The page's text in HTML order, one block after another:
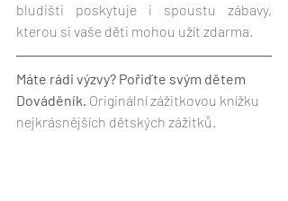
bludišti poskytuje i spoustu zábavy,
kterou si vaše děti mohou užít zdarma.
Máte rádi výzvy? Pořiďte svým dětem
Dováděník. Originální zážitkovou knížku
nejkrásnějších dětských zážitků.